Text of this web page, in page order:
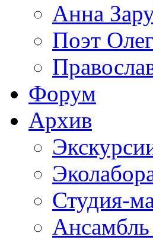
Анна
Поэт
Форум
Архив
Студия-